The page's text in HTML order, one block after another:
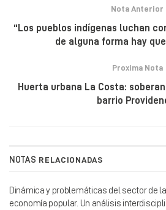
Nota Anterior
“Los pueblos indígenas luchan
de alguna forma hay
Proxima Nota
Huerta urbana La Costa:
barrio
NOTAS RELACIONADAS
Dinámica y problemáticas del sector de la
economía popular. Un análisis